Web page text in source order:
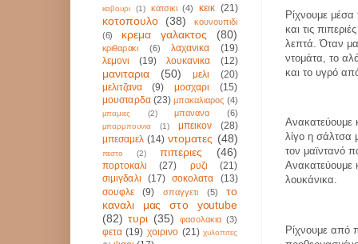
Ρίχνουμε μέσα
και τις
λεπτά. Όταν
ντομάτα, το
και το υγρό
Ανακατεύουμε
λίγο η σάλτσα
τον μαϊντανό
Ανακατεύουμε
λουκάνικα.
Ρίχνουμε από
καβουρι (1) κατσικι (4) κεικ (21)
κοτοπουλο (38)
κουνουπιδι
(6)
κρεμα γαλακτος (80)
κριθαρακι (6) λαχανικα
(19)
λεμονι
(19) λουκανικα (12)
μανιταρια (50) μελι
(20)
μελιτζανα
(9) μοσχαρι
(15)
μουσταρδα (23) μπακαλιαρος (4)
μπαμιες (2) μπανανα (6)
μπαρμπουνια (1) μπεικον
(28)
μπεσαμελ (14) ντοματες (48)
πεστο (2) πιπεριες (46)
πορτοκαλι (27) ρυζι
(21)
σιμιγδαλι
(17) σοκολατα
(13)
σουφλε
(9) σπαγγετι (5)
το
καναλι μας στο youtube
(82) τυρι (35) φασολακια (3)
φετα (19) χοιρινο (21) χυλοπιτες